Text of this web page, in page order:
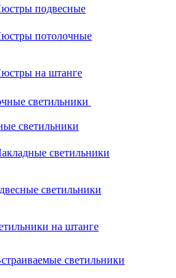
подвесные
потолочные
на штанге
светильники
светильники
светильники
светильники
на штанге
светильники